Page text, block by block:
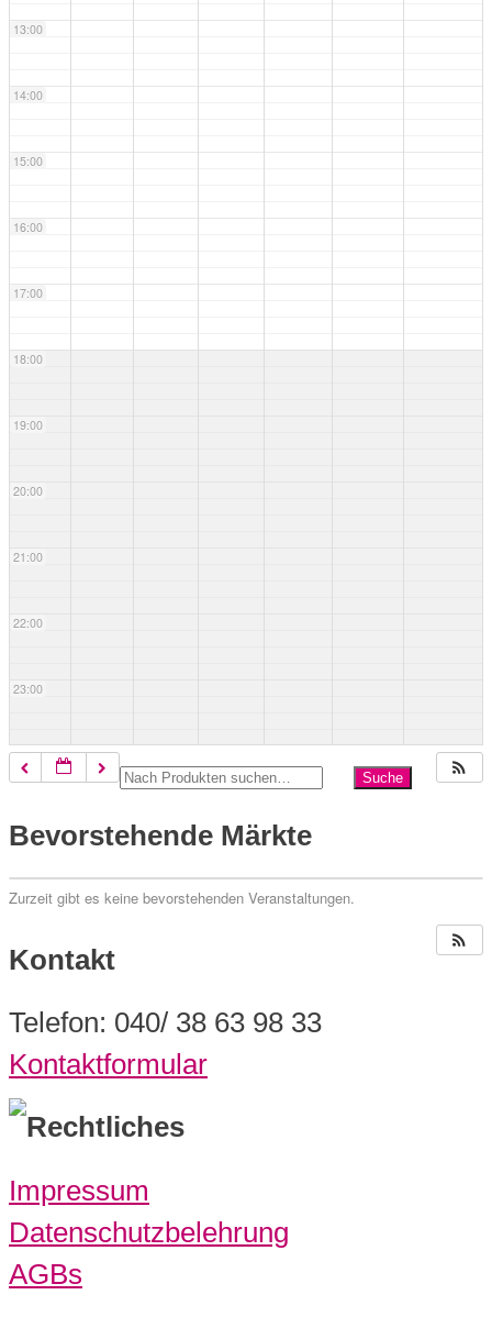
13:00
14:00
15:00
16:00
17:00
18:00
19:00
20:00
21:00
22:00
23:00
Bevorstehende Märkte
Zurzeit gibt es keine bevorstehenden Veranstaltungen.
Kontakt
Telefon: 040/ 38 63 98 33
Kontaktformular
Rechtliches
Impressum
Datenschutzbelehrung
AGBs